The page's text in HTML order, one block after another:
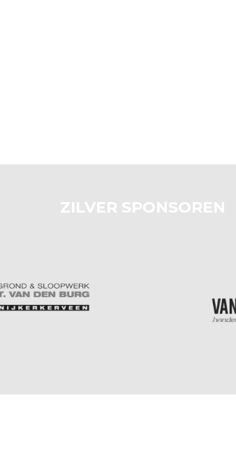
ZILVER SPONSOREN